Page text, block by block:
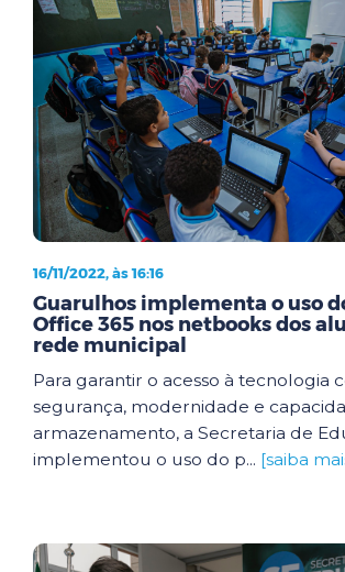
16/11/2022, às 16:16
Guarulhos implementa o uso
Office 365 nos netbooks dos
rede municipal
Para garantir o acesso à tecnologia
segurança, modernidade e
armazenamento, a Secretaria de
implementou o uso do p... [saiba